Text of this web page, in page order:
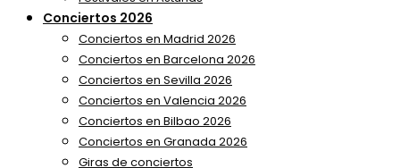
Conciertos 2026
Conciertos en Madrid 2026
Conciertos en Barcelona 2026
Conciertos en Sevilla 2026
Conciertos en Valencia 2026
Conciertos en Bilbao 2026
Conciertos en Granada 2026
Giras de conciertos